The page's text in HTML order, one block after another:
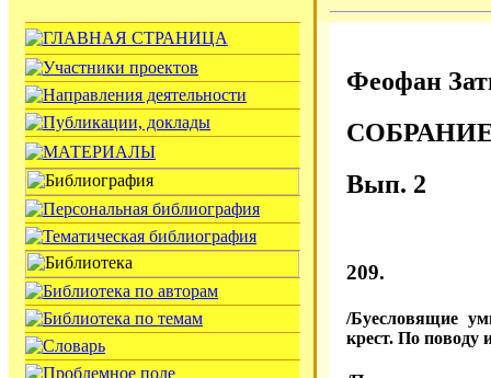
Феофан
Вып. 2
209.
/Буесловящие
крест. По поводу